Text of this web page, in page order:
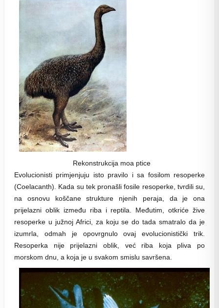
Rekonstrukcija moa ptice
Evolucionisti primjenjuju isto pravilo i sa fosilom resoperke
(Coelacanth). Kada su tek pronašli fosile resoperke, tvrdili su,
na osnovu koščane strukture njenih peraja, da je ona
prijelazni oblik između riba i reptila. Međutim, otkriće žive
resoperke u južnoj Africi, za koju se do tada smatralo da je
izumrla, odmah je opovrgnulo ovaj evolucionistički trik.
Resoperka nije prijelazni oblik, već riba koja pliva po
morskom dnu, a koja je u svakom smislu savršena.